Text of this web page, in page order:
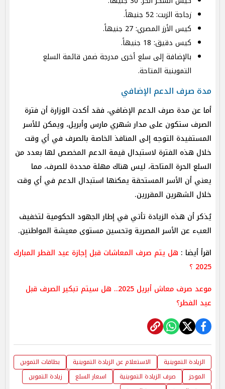
زجاجة الزيت: 52 جنيهاً.
كيس الأرز المصري: 27 جنيهاً.
كيس دقيق: 18 جنيهاً.
بالإضافة إلى سلع أخرى مدرجة ضمن قائمة السلع
التموينية المتاحة.
مدة صرف الدعم الإضافي
أما عن مدة صرف الدعم الإضافي، فقد أكدت الوزارة أن فترة
الصرف ستكون على مدار شهري مارس وأبريل، ويمكن للأسر
المستفيدة التوجه إلى المنافذ الخاصة بالصرف في أي وقت
خلال هذه الفترة لاستبدال قيمة الدعم المخصص لها بعدد من
السلع الحرة المتاحة، ليس هناك مهلة محددة للصرف، مما
يعني أن الأسر المستحقة يمكنها استبدال الدعم في أي وقت
خلال الشهرين المقررين.
يُذكر أن هذه الزيادة تأتي في إطار الجهود الحكومية لتخفيف
العبء عن الأسر المصرية وتحسين مستوى معيشة المواطنين.
اقرأ أيضا : هل يتم صرف المعاشات قبل إجازة عيد الفطر المبارك
2025 ؟
موعد صرف معاش أبريل 2025.. هل سيتم تبكير الصرف قبل
عيد الفطر؟
الزيادة التموينية الاستعلام عن الزيادة التموينية
بطاقات التموين
الموجز
صرف الزيادة التموينية اسعار السلع
زيادة التموين